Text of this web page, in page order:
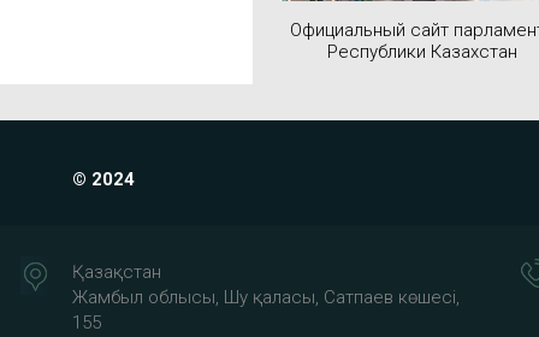
Официальный сайт
Республики Казахстан
© 2024
Қазақстан
Жамбыл облысы, Шу қаласы, Сатпаев көшесі,
155